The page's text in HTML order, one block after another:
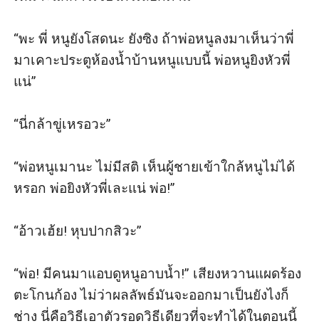
“พะ พี่ หนูยังโสดนะ ยังซิง ถ้าพ่อหนูลงมาเห็นว่าพี่
มาเคาะประตูห้องน้ำบ้านหนูแบบนี้ พ่อหนูยิงหัวพี่
แน่”
“นี่กล้าขู่เหรอวะ”
“พ่อหนูเมานะ ไม่มีสติ เห็นผู้ชายเข้าใกล้หนูไม่ได้
หรอก พ่อยิงหัวพี่เละแน่ พ่อ!”
“อ้าวเฮ้ย! หุบปากสิวะ”
“พ่อ! มีคนมาแอบดูหนูอาบน้ำ!” เสียงหวานแผดร้อง
ตะโกนก้อง ไม่ว่าผลลัพธ์มันจะออกมาเป็นยังไงก็
ช่าง นี่คือวิธีเอาตัวรอดวิธีเดียวที่จะทำได้ในตอนนี้